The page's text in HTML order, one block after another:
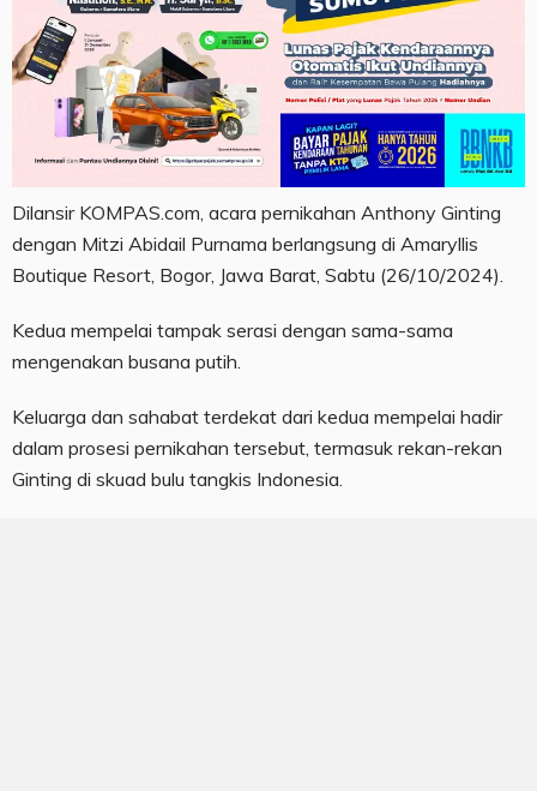
Dilansir KOMPAS.com, acara pernikahan Anthony Ginting
dengan Mitzi Abidail Purnama berlangsung di Amaryllis
Boutique Resort, Bogor, Jawa Barat, Sabtu (26/10/2024).
Kedua mempelai tampak serasi dengan sama-sama
mengenakan busana putih.
Keluarga dan sahabat terdekat dari kedua mempelai hadir
dalam prosesi pernikahan tersebut, termasuk rekan-rekan
Ginting di skuad bulu tangkis Indonesia.